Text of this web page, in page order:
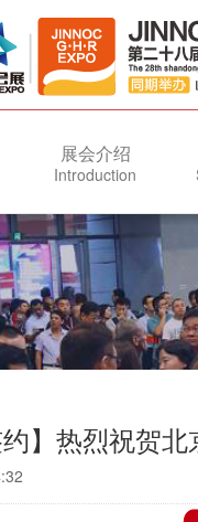
展会介绍
Introduction
约】热烈祝贺